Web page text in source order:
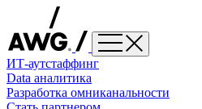
ИТ-аутстаффинг
Data аналитика
Разработка омниканальности